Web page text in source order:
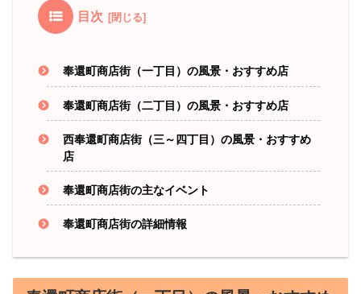
目次
奉還町商店街（一丁目）の風景・おすすめ店
奉還町商店街（二丁目）の風景・おすすめ店
西奉還町商店街（三～四丁目）の風景・おすすめ
店
奉還町商店街の主なイベント
奉還町商店街の詳細情報